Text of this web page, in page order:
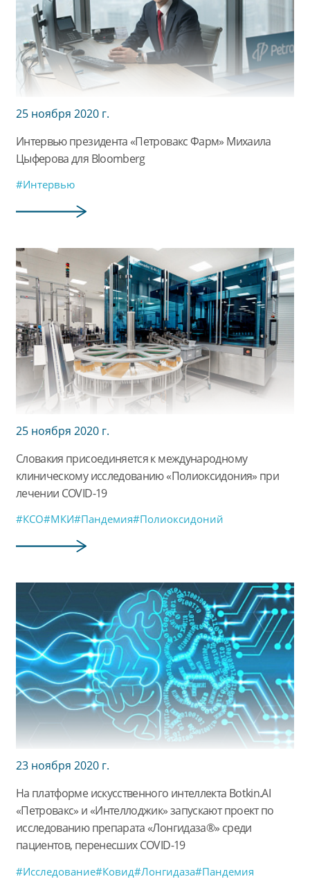
25 ноября 2020 г.
Интервью президента «Петровакс Фарм» Михаила
Цыферова для Bloomberg
#Интервью
25 ноября 2020 г.
Словакия присоединяется к международному
клиническому исследованию «Полиоксидония» при
лечении COVID-19
#КСО#МКИ#Пандемия#Полиоксидоний
23 ноября 2020 г.
На платформе искусственного интеллекта Botkin.AI
«Петровакс» и «Интеллоджик» запускают проект по
исследованию препарата «Лонгидаза®» среди
пациентов, перенесших COVID-19
#Исследование#Ковид#Лонгидаза#Пандемия